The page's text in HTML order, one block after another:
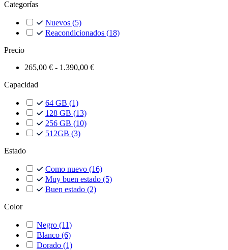
Categorías
Nuevos (5)
Reacondicionados (18)
Precio
265,00 € - 1.390,00 €
Capacidad
64 GB (1)
128 GB (13)
256 GB (10)
512GB (3)
Estado
Como nuevo (16)
Muy buen estado (5)
Buen estado (2)
Color
Negro (11)
Blanco (6)
Dorado (1)